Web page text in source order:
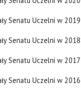
Senatu Uczelni w 2019
Senatu Uczelni w 2018
Senatu Uczelni w 2017
Senatu Uczelni w 2016